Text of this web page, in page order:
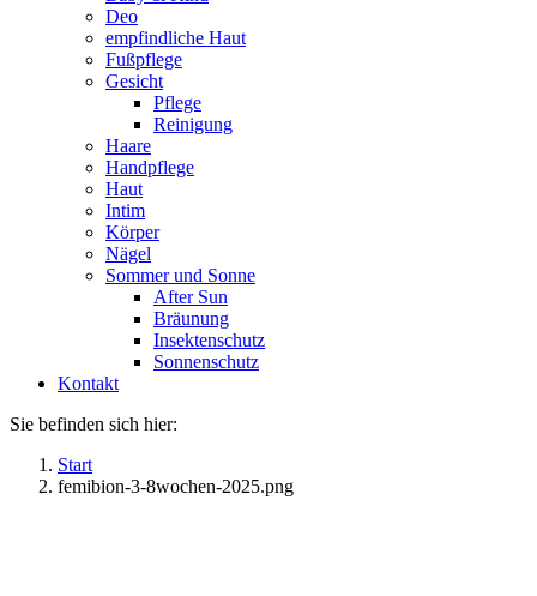
Deo
empfindliche Haut
Fußpflege
Gesicht
Pflege
Reinigung
Haare
Handpflege
Haut
Intim
Körper
Nägel
Sommer und Sonne
After Sun
Bräunung
Insektenschutz
Sonnenschutz
Kontakt
Sie befinden sich hier:
Start
femibion-3-8wochen-2025.png